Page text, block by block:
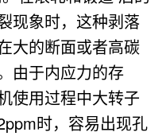
现象时，这种剥落
大的断面或者高碳
由于内应力的存
使用过程中大转子
时，容易出现孔